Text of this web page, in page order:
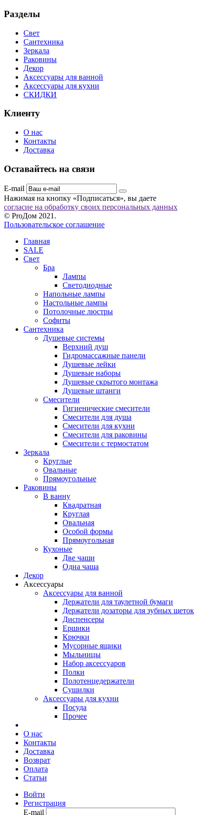
Разделы
Свет
Сантехника
Зеркала
Раковины
Декор
Аксессуары для ванной
Аксессуары для кухни
СКИДКИ
Клиенту
О нас
Контакты
Доставка
Оставайтесь на связи
E-mail
Нажимая на кнопку «Подписаться», вы даете
согласие на обработку своих персональных данных
© ProДом 2021.
Пользовательское соглашение
Главная
SALE
Свет
Бра
Лампы
Светодиодные
Напольные лампы
Настольные лампы
Потолочные люстры
Софиты
Сантехника
Душевые системы
Верхний душ
Гидромассажные панели
Душевые лейки
Душевые наборы
Душевые скрытого монтажа
Душевые штанги
Смесители
Гигиенические смесители
Смесители для душа
Смесители для кухни
Смесители для раковины
Смесители с термостатом
Зеркала
Круглые
Овальные
Прямоугольные
Раковины
В ванну
Квадратная
Круглая
Овальная
Особой формы
Прямоугольная
Кухоные
Две чаши
Одна чаша
Декор
Аксессуары
Аксессуары для ванной
Держатели для таулетной бумаги
Держатели дозаторы для зубных щеток
Диспенсеры
Ершики
Крючки
Мусорные ящики
Мыльницы
Набор аксессуаров
Полки
Полотенцедержатели
Сушилки
Аксессуары для кухни
Посуда
Прочее
О нас
Контакты
Доставка
Возврат
Оплата
Статьи
Войти
Регистрация
E-mail